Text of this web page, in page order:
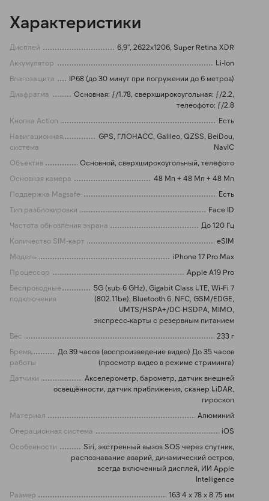
Характеристики
Дисплей
6,9'', 2622x1206, Super Retina XDR
Аккумулятор
Li-Ion
Влагозащита
IP68 (до 30 минут при погружении до 6 метров)
Диафрагма
Основная: ƒ/1.78, сверхширокоугольная: ƒ/2.2,
телеофото: ƒ/2.8
Кнопка Action
Есть
Навигационная
система
GPS, ГЛОНАСС, Galileo, QZSS, BeiDou,
NavIC
Объектив
Основной, сверхширокоугольный, телефото
Основная камера
48 Мп + 48 Мп + 48 Мп
Поддержка Magsafe
Есть
Тип разблокировки
Face ID
Частота обновления экрана
До 120 Гц
Количество SIM-карт
eSIM
Модель
iPhone 17 Pro Max
Процессор
Apple A19 Pro
Беспроводные
подключения
5G (sub‑6 GHz), Gigabit Class LTE, Wi-Fi 7
(802.11be), Bluetooth 6, NFC, GSM/EDGE,
UMTS/HSPA+/DC-HSDPA, MIMO,
экспресс‑карты с резервным питанием
Вес
233 г
Время
работы
До 39 часов (воспроизведение видео) До 35 часов
(просмотр видео в режиме стриминга)
Датчики
Акселерометр, барометр, датчик внешней
освещённости, датчик приближения, сканер LiDAR,
гироскоп
Материал
Алюминий
Операционная система
iOS
Особенности
Siri, экстренный вызов SOS через спутник,
распознавание аварий, динамический остров,
всегда включенный дисплей, ИИ Apple
Intelligence
Размер
163.4 х 78 х 8.75 мм